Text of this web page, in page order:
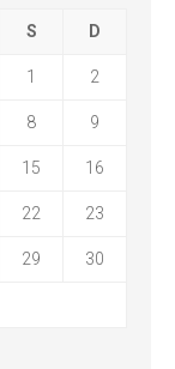
S D
1 2
8 9
15 16
22 23
29 30